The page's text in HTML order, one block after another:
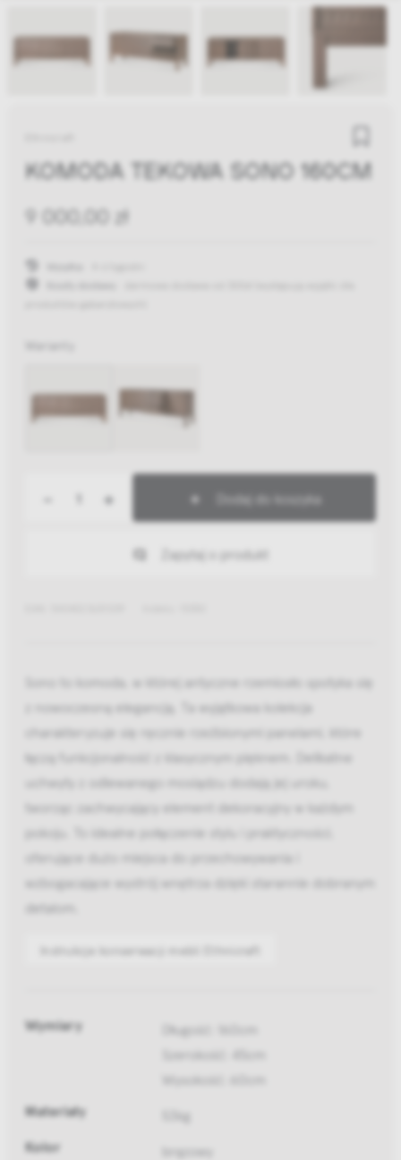
KOMODA TEKOWA SONO 160CM
9 000,00 zł
Warianty
+ Dodaj do koszyka
Zapytaj o produkt
Sono to komoda, w której antyczne rzemiosło spotyka się
z nowoczesną elegancją. Ta wyjątkowa kolekcja
charakteryzuje się ręcznie rzeźbionymi panelami, które
łączą funkcjonalność z klasycznym pięknem. Delikatne
uchwyty z odlewanego mosiądzu dodają jej uroku,
tworząc zachwycający element dekoracyjny w każdym
pokoju. To idealne połączenie stylu i praktyczności,
oferujące dużo miejsca do przechowywania i
wzbogacające wystrój wnętrza dzięki starannie dobranym
detalom.
Instrukcje konserwacji mebli Ethnicraft
Wymiary
Długość: 160cm
Szerokość: 45cm
Wysokość: 60cm
Materiały 53kg
Kolor brązowy